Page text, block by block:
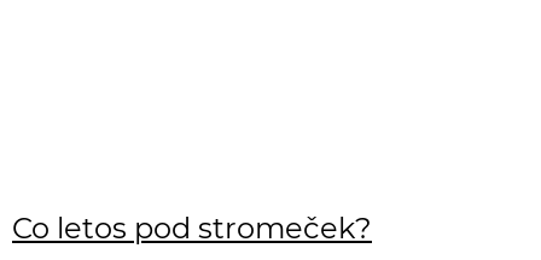
Co letos pod stromeček?